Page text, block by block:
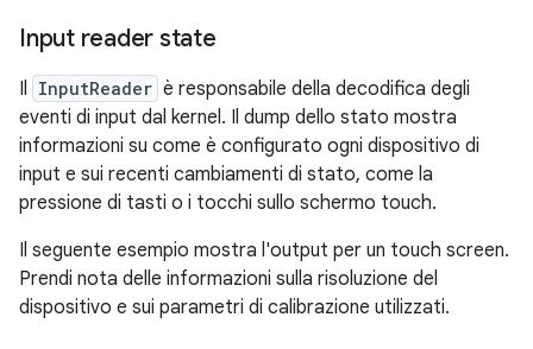
Input reader state
Il InputReader è responsabile della decodifica degli
eventi di input dal kernel. Il dump dello stato mostra
informazioni su come è configurato ogni dispositivo di
input e sui recenti cambiamenti di stato, come la
pressione di tasti o i tocchi sullo schermo touch.
Il seguente esempio mostra l'output per un touch screen.
Prendi nota delle informazioni sulla risoluzione del
dispositivo e sui parametri di calibrazione utilizzati.